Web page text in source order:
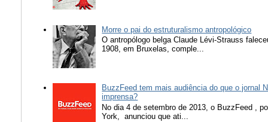
Morre o pai do estruturalismo antropológico
O antropólogo belga Claude Lévi-Strauss
1908, em Bruxelas, comple...
BuzzFeed tem mais audiência do que o jornal
imprensa?
No dia 4 de setembro de 2013, o BuzzFeed ,
York, anunciou que ati...